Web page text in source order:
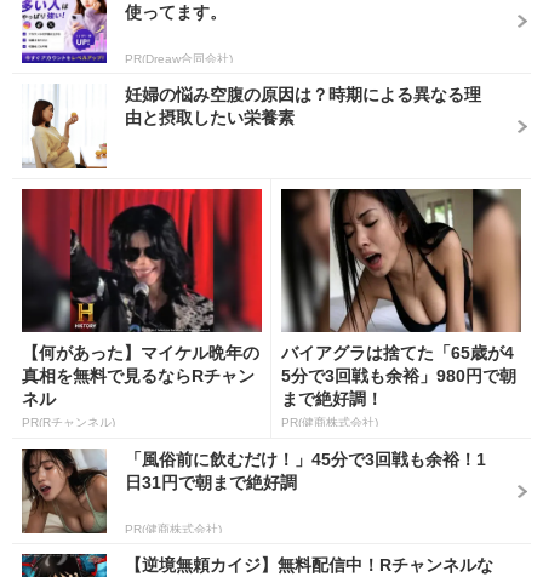
使ってます。
PR(Dreaw合同会社)
妊婦の悩み空腹の原因は？時期による異なる理
由と摂取したい栄養素
【何があった】マイケル晩年の
真相を無料で見るならRチャン
ネル
PR(Rチャンネル)
バイアグラは捨てた「65歳が4
5分で3回戦も余裕」980円で朝
まで絶好調！
PR(健商株式会社)
「風俗前に飲むだけ！」45分で3回戦も余裕！1
日31円で朝まで絶好調
PR(健商株式会社)
【逆境無頼カイジ】無料配信中！Rチャンネルな